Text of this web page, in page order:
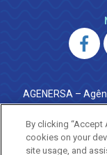
AGENERSA –
0800 024
·
By clicking “Accept
cookies on your
site usage, and